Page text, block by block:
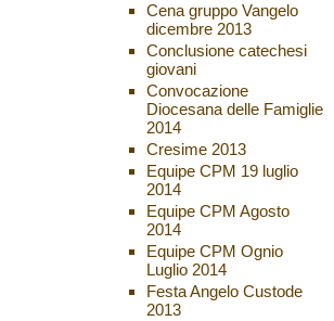
Cena gruppo Vangelo
dicembre 2013
Conclusione catechesi
giovani
Convocazione
Diocesana delle Famiglie
2014
Cresime 2013
Equipe CPM 19 luglio
2014
Equipe CPM Agosto
2014
Equipe CPM Ognio
Luglio 2014
Festa Angelo Custode
2013